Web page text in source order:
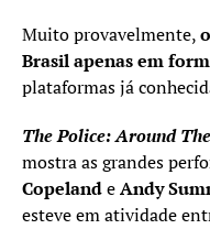
Muito provavelmente,
Brasil apenas em
plataformas já
The Police: Around
mostra as grandes
CopelandeAndy
esteve em atividade